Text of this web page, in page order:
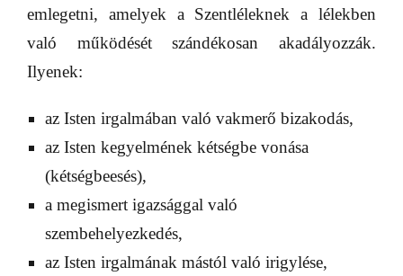
emlegetni, amelyek a Szentléleknek a lélekben
való működését szándékosan akadályozzák.
Ilyenek:
az Isten irgalmában való vakmerő bizakodás,
az Isten kegyelmének kétségbe vonása
(kétségbeesés),
a megismert igazsággal való
szembehelyezkedés,
az Isten irgalmának mástól való irigylése,